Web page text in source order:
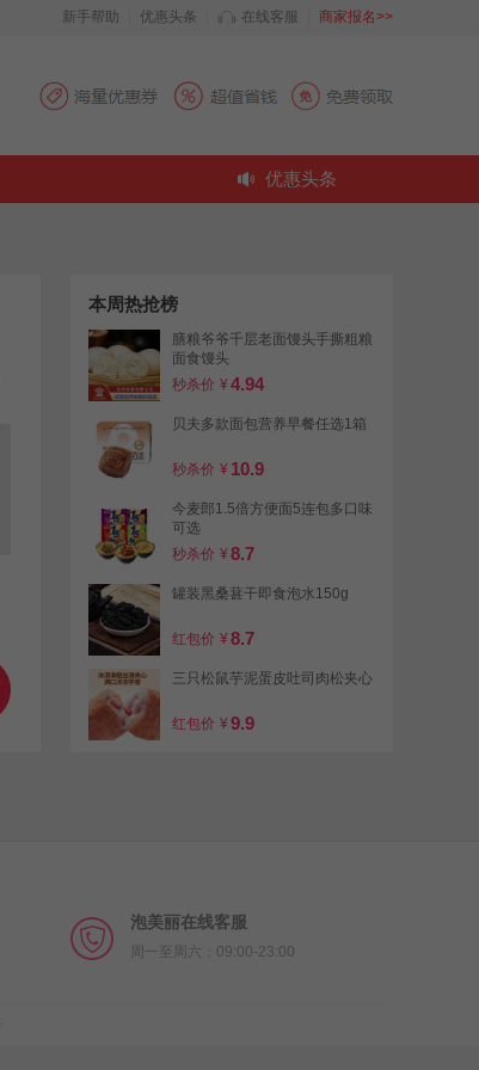
新手帮助 优惠头条 在线客服 商家报名>>
优惠头条
本周热抢榜
膳粮爷爷千层老面馒头手撕粗粮
面食馒头
秒杀价 ¥4.94
贝夫多款面包营养早餐任选1箱
秒杀价 ¥ 10.9
今麦郎1.5倍方便面5连包多口味
可选
秒杀价 ¥8.7
罐装黑桑葚干即食泡水150g
红包价 ¥8.7
三只松鼠芋泥蛋皮吐司肉松夹心
红包价 ¥9.9
泡美丽在线客服
周一至周六：09:00-23:00